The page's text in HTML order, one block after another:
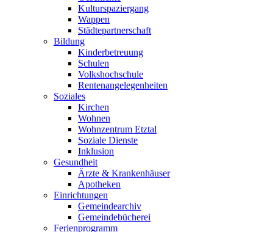
Kulturspaziergang
Wappen
Städtepartnerschaft
Bildung
Kinderbetreuung
Schulen
Volkshochschule
Rentenangelegenheiten
Soziales
Kirchen
Wohnen
Wohnzentrum Etztal
Soziale Dienste
Inklusion
Gesundheit
Ärzte & Krankenhäuser
Apotheken
Einrichtungen
Gemeindearchiv
Gemeindebücherei
Ferienprogramm